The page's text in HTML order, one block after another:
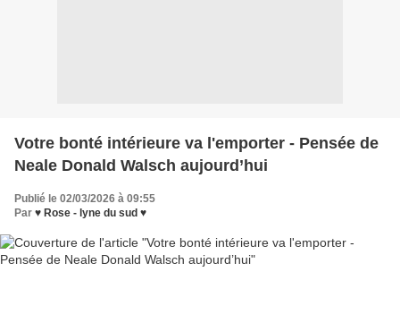
Votre bonté intérieure va l'emporter - Pensée de
Neale Donald Walsch aujourd’hui
Publié le 02/03/2026 à 09:55
Par ♥ Rose - lyne du sud ♥